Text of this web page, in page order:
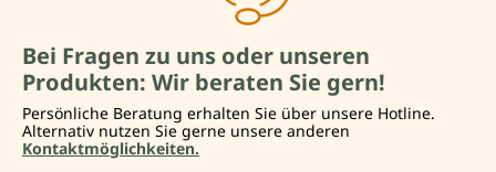
Bei Fragen zu uns oder unseren
Produkten: Wir beraten Sie gern!
Persönliche Beratung erhalten Sie über unsere Hotline.
Alternativ nutzen Sie gerne unsere anderen
Kontaktmöglichkeiten.